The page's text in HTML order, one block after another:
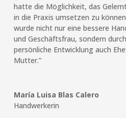
hatte die Möglichkeit, das
in die Praxis umsetzen zu
wurde nicht nur eine bessere
und Geschäftsfrau, sondern
persönliche Entwicklung auch
Mutter.”
María Luisa Blas Calero
Handwerkerin